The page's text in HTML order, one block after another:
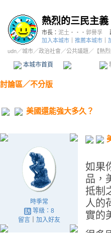
熱烈的三民主義
市長： 泥土‧‧‧郭譽孚
加入本城市
推薦本城市
udn／城市／政治社會 ／公共議題 ／ 【熱
本城市首頁
討論區／不分版
美國還能強大多久？
時季常
等級：8
留言｜ 加入好友
如果
品，
抵制
人的
實的